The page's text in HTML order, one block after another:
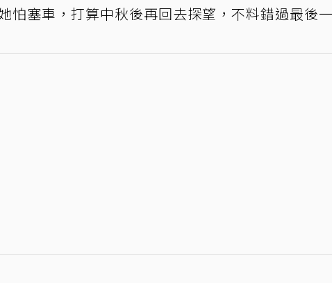
怕塞車，打算中秋後再回去探望，不料錯過最後